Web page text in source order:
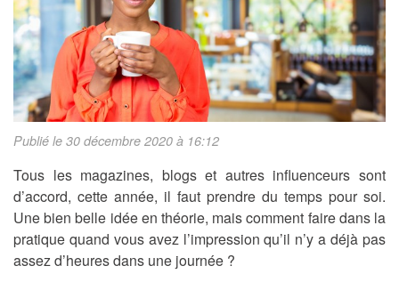
Publié le 30 décembre 2020 à 16:12
Tous les magazines, blogs et autres influenceurs sont
d’accord, cette année, il faut prendre du temps pour soi.
Une bien belle idée en théorie, mais comment faire dans la
pratique quand vous avez l’impression qu’il n’y a déjà pas
assez d’heures dans une journée ?